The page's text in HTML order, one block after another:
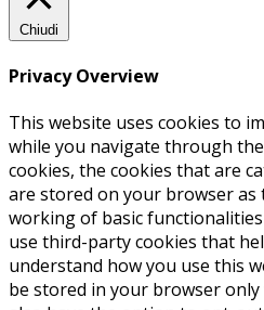
Chiudi
Privacy Overview
This website uses cookies to
while you navigate through
cookies, the cookies that are
are stored on your browser
working of basic
use third-party cookies that
understand how you use this
be stored in your browser